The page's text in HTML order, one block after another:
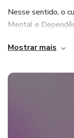
Nesse sentido, o
Mental e
específicas para
Ao longo do
do psicólogo no
equipe
recuperação do
entrevistas
Mostrar mais